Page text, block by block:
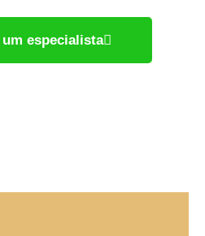
especialista